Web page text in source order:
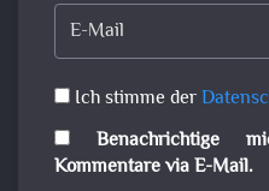
Ich stimme der
Benachrichtige
Kommentare via E-Mail.